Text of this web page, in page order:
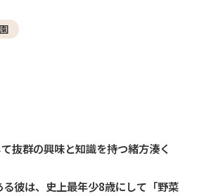
抜群の興味と知識を持つ緒方湊く
彼は、史上最年少8歳にして「野菜